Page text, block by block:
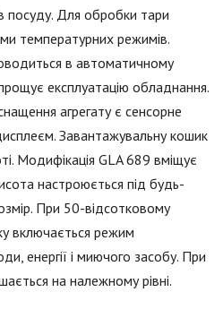
посуду. Для обробки тари
температурних режимів.
в автоматичному
експлуатацію обладнання.
агрегату є сенсорне
Завантажувальну кошик
Модифікація GLA 689 вміщує
настроюється під будь-
При 50-відсотковому
включається режим
енергії і миючого засобу. При
на належному рівні.